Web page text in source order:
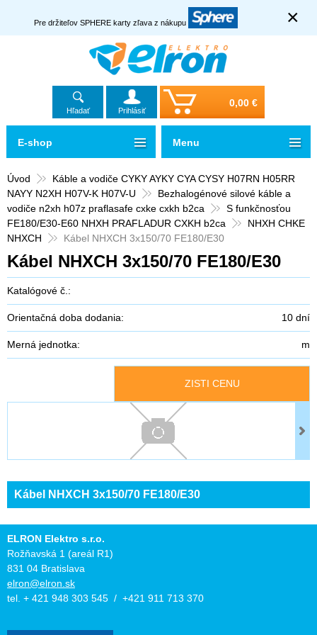
Pre držiteľov SPHERE karty zľava z nákupu ×
Hľadať Prihlásiť
0,00 €
Úvod
Káble a vodiče CYKY AYKY CYA CYSY H07RN H05RR
NAYY N2XH H07V-K H07V-U
Bezhalogénové silové káble a
vodiče n2xh h07z praflasafe cxke cxkh b2ca
S funkčnosťou
FE180/E30-E60 NHXH PRAFLADUR CXKH b2ca
NHXH CHKE
NHXCH
Kábel NHXCH 3x150/70 FE180/E30
Kábel NHXCH 3x150/70 FE180/E30
Katalógové č.:
Orientačná doba dodania: 10 dní
Merná jednotka: m
ZISTI CENU
Kábel NHXCH 3x150/70 FE180/E30
E-shop Menu
ELRON Elektro s.r.o.
Rožňavská 1 (areál R1)
831 04 Bratislava
elron@elron.sk
tel. + 421 948 303 545 / +421 911 713 370